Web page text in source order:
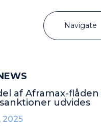
Navigate
af Aframax-flåden
udvides
2025